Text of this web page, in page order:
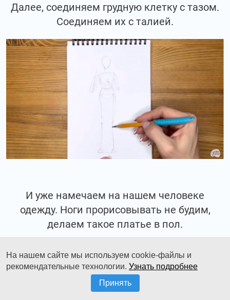
Далее, соединяем грудную клетку с тазом.
Соединяем их с талией.
И уже намечаем на нашем человеке
одежду. Ноги прорисовывать не будим,
делаем такое платье в пол.
На нашем сайте мы используем cookie-файлы и
рекомендательные технологии. Узнать подробнее
Принять